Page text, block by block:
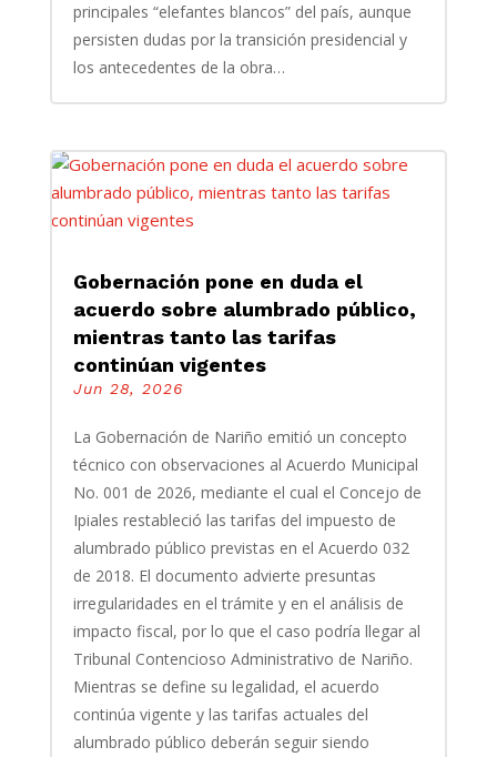
principales “elefantes blancos” del país, aunque
persisten dudas por la transición presidencial y
los antecedentes de la obra…
Gobernación pone en duda el
acuerdo sobre alumbrado público,
mientras tanto las tarifas
continúan vigentes
Jun 28, 2026
La Gobernación de Nariño emitió un concepto
técnico con observaciones al Acuerdo Municipal
No. 001 de 2026, mediante el cual el Concejo de
Ipiales restableció las tarifas del impuesto de
alumbrado público previstas en el Acuerdo 032
de 2018. El documento advierte presuntas
irregularidades en el trámite y en el análisis de
impacto fiscal, por lo que el caso podría llegar al
Tribunal Contencioso Administrativo de Nariño.
Mientras se define su legalidad, el acuerdo
continúa vigente y las tarifas actuales del
alumbrado público deberán seguir siendo